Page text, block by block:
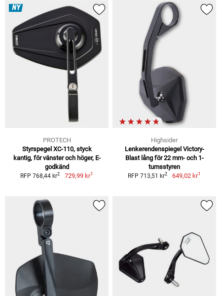
NY
PROTECH
Styrspegel XC-110, styck
kantig, för vänster och höger, E-
godkänd
RFP 768,44 kr2 729,99 kr1
Highsider
Lenkerendenspiegel Victory-
Blast lång för 22 mm- och 1-
tumsstyren
RFP 713,51 kr2 649,02 kr1